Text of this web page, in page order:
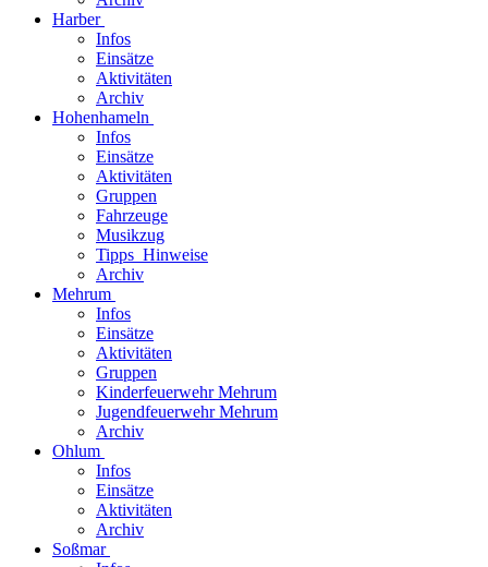
Harber
Infos
Einsätze
Aktivitäten
Archiv
Hohenhameln
Infos
Einsätze
Aktivitäten
Gruppen
Fahrzeuge
Musikzug
Tipps_Hinweise
Archiv
Mehrum
Infos
Einsätze
Aktivitäten
Gruppen
Kinderfeuerwehr Mehrum
Jugendfeuerwehr Mehrum
Archiv
Ohlum
Infos
Einsätze
Aktivitäten
Archiv
Soßmar